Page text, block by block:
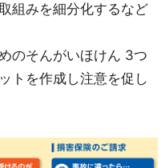
組みを細分化するなど
のそんがいほけん 3つ
トを作成し注意を促し